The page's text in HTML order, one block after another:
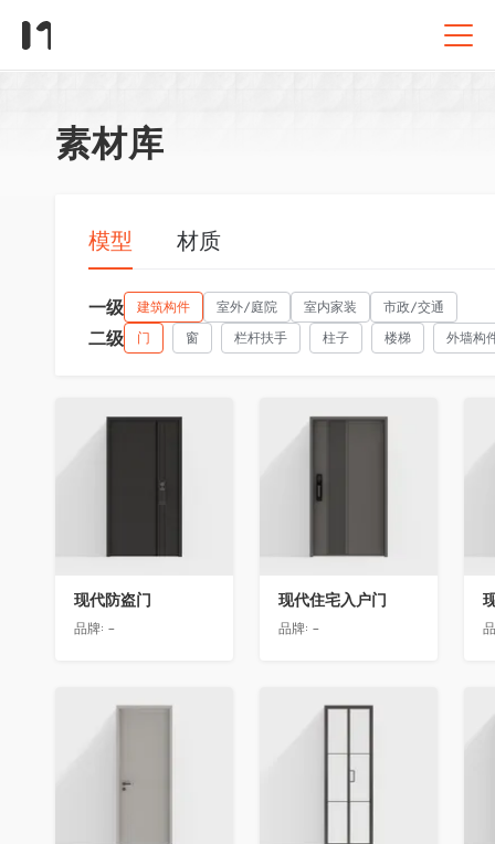
素材库
模型 材质
一级 建筑构件 室外/庭院 室内家装 市政/交通
二级 门 窗 栏杆扶手 柱子 楼梯 外墙构
收藏
现代防盗门
品牌: -
收藏
现代住宅入户门
品牌: -
收藏 收藏